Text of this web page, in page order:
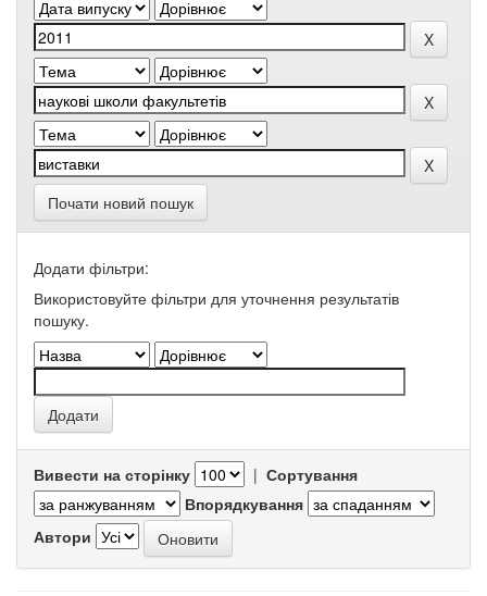
Почати новий пошук
Додати фільтри:
Використовуйте фільтри для уточнення результатів
пошуку.
Вивести на сторінку | Сортування
Впорядкування
Автори